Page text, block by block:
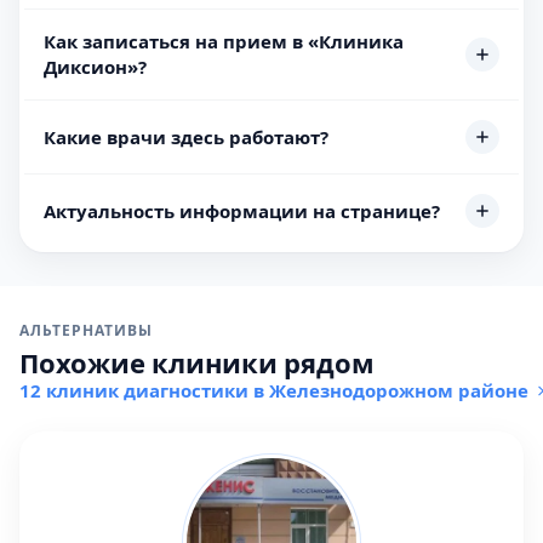
Как записаться на прием в «Клиника
Диксион»?
Какие врачи здесь работают?
Актуальность информации на странице?
АЛЬТЕРНАТИВЫ
Похожие клиники рядом
12 клиник диагностики в Железнодорожном районе